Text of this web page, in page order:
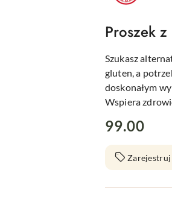
CZERWONE
ŚRODKU
Proszek
Szukasz
gluten, a
doskonałym
Wspiera
cena:
99.00
Zarejestruj